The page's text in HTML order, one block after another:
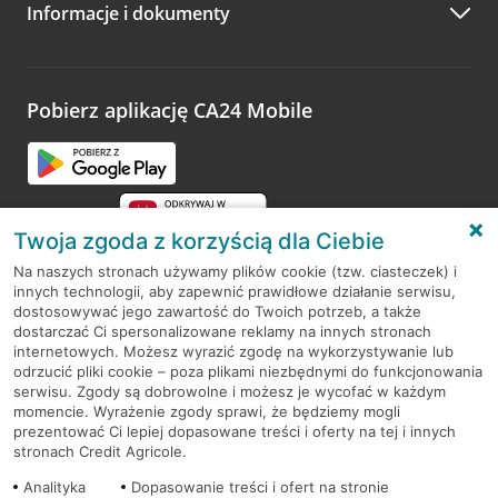
Zachęcamy do podzielenia się z nami opinią o wizycie.
opinie.
Informacje i dokumenty
Pobierz aplikację CA24 Mobile
RODO
Regulamin serwisu
Mapa serwisu
PolitykaCookies
Twoja zgoda z korzyścią dla Ciebie
Na naszych stronach używamy plików cookie (tzw. ciasteczek) i
innych technologii, aby zapewnić prawidłowe działanie serwisu,
dostosowywać jego zawartość do Twoich potrzeb, a także
dostarczać Ci spersonalizowane reklamy na innych stronach
internetowych. Możesz wyrazić zgodę na wykorzystywanie lub
odrzucić pliki cookie – poza plikami niezbędnymi do funkcjonowania
serwisu. Zgody są dobrowolne i możesz je wycofać w każdym
momencie. Wyrażenie zgody sprawi, że będziemy mogli
prezentować Ci lepiej dopasowane treści i oferty na tej i innych
stronach Credit Agricole.
Analityka
Dopasowanie treści i ofert na stronie